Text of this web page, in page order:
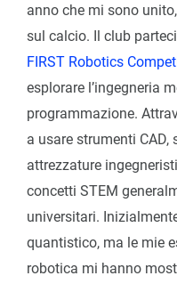
anno che mi sono
sul calcio. Il club
FIRST Robotics
esplorare l’ingegneria
programmazione.
a usare strumenti
attrezzature
concetti STEM
universitari.
quantistico, ma le mie
robotica mi hanno